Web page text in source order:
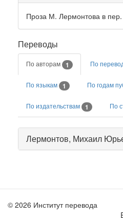
Проза М. Лермонтова в пер.
Переводы
По авторам 1 По
По языкам 1 По годам
По издательствам 1 По
Лермонтов, Михаил
© 2026 Институт перевода